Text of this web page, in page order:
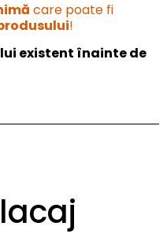
care poate fi
!
existent înainte de